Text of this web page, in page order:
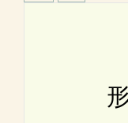
形疾